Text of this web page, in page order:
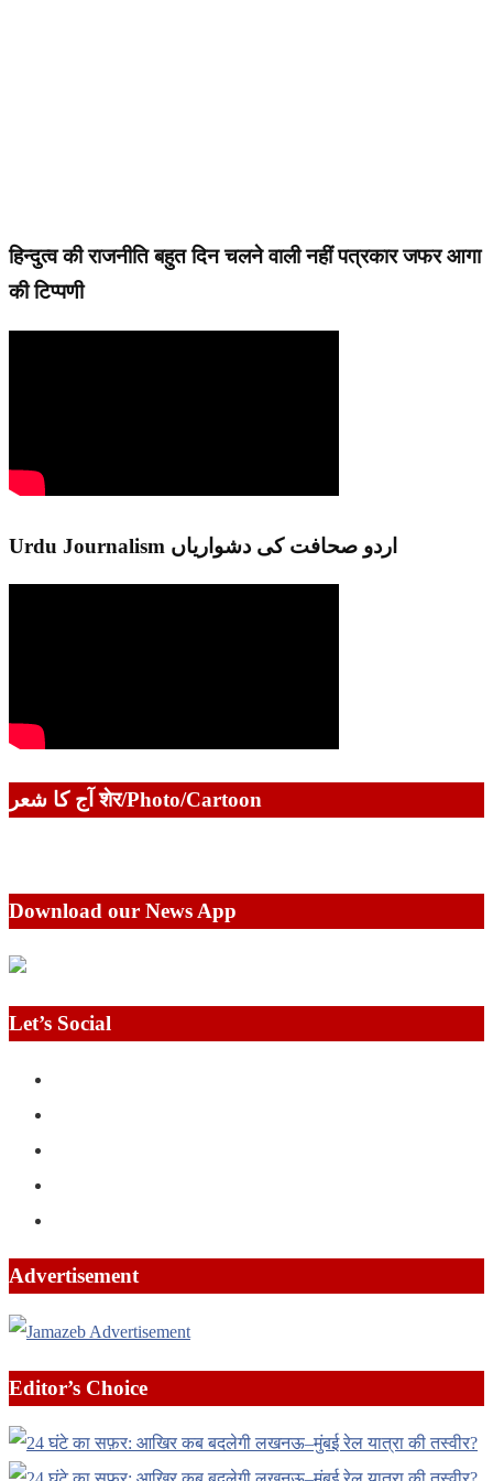
हिन्दुत्व की राजनीति बहुत दिन चलने वाली नहीं पत्रकार जफर आगा
की टिप्पणी
Urdu Journalism اردو صحافت کی دشواریاں
آج کا شعر शेर/Photo/Cartoon
Download our News App
Let’s Social
Advertisement
Editor’s Choice